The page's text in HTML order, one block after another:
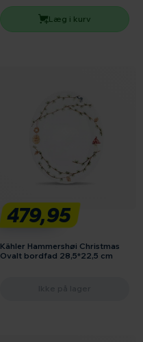
Læg i kurv
479,95
Kähler Hammershøi Christmas
Ovalt bordfad 28,5*22,5 cm